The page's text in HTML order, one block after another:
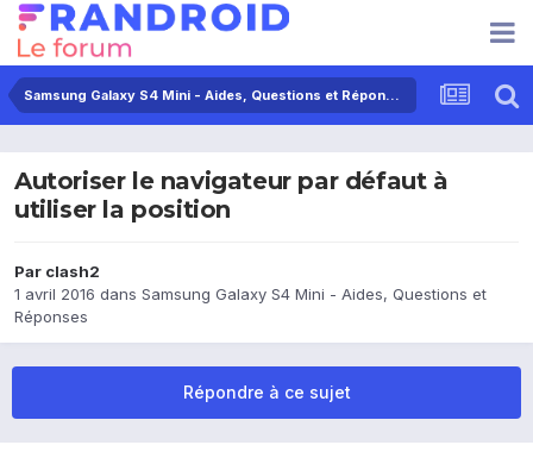
Samsung Galaxy S4 Mini - Aides, Questions et Réponses
Autoriser le navigateur par défaut à
utiliser la position
Par clash2
1 avril 2016 dans Samsung Galaxy S4 Mini - Aides, Questions et
Réponses
Répondre à ce sujet